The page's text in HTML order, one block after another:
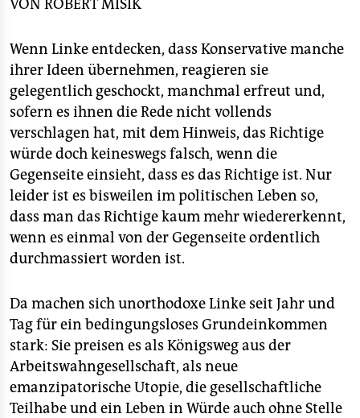
VON ROBERT MISIK
Wenn Linke entdecken, dass Konservative manche
ihrer Ideen übernehmen, reagieren sie
gelegentlich geschockt, manchmal erfreut und,
sofern es ihnen die Rede nicht vollends
verschlagen hat, mit dem Hinweis, das Richtige
würde doch keineswegs falsch, wenn die
Gegenseite einsieht, dass es das Richtige ist. Nur
leider ist es bisweilen im politischen Leben so,
dass man das Richtige kaum mehr wiedererkennt,
wenn es einmal von der Gegenseite ordentlich
durchmassiert worden ist.
Da machen sich unorthodoxe Linke seit Jahr und
Tag für ein bedingungsloses Grundeinkommen
stark: Sie preisen es als Königsweg aus der
Arbeitswahngesellschaft, als neue
emanzipatorische Utopie, die gesellschaftliche
Teilhabe und ein Leben in Würde auch ohne Stelle